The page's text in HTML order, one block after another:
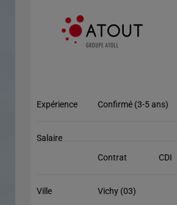
Expérience Confirmé (3-5 ans)
Salaire
Contrat
CDI
Ville Vichy (03)